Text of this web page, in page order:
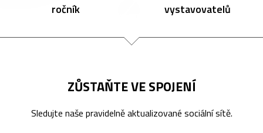
ročník vystavovatelů
ZŮSTAŇTE VE SPOJENÍ
Sledujte naše pravidelně aktualizované sociální sítě.